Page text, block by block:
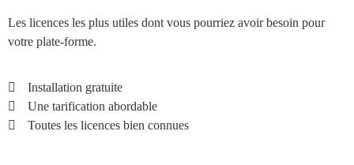
Les licences les plus utiles dont vous pourriez avoir besoin pour
votre plate-forme.
Installation gratuite
Une tarification abordable
Toutes les licences bien connues